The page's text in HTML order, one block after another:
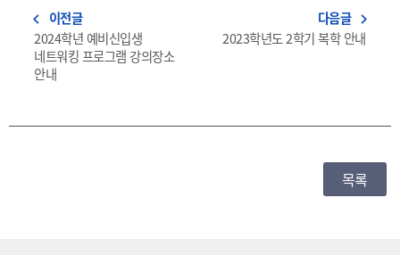
navigate_before 이전글
2024학년 예비신입생
네트워킹 프로그램 강의장소
안내
다음글 navigate_next
2023학년도 2학기 복학 안내
목록